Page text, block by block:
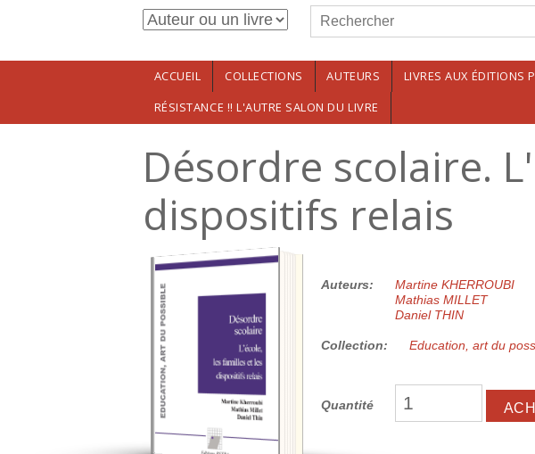
Aller au contenu principalFormulaire de recherche
Rechercher
ACCUEIL COLLECTIONS AUTEURS LIVRES AUX ÉDITIONS
RÉSISTANCE !! L'AUTRE SALON DU LIVRE
Désordre scolaire.
dispositifs relais
20.00€ Auteurs:
Martine KHERROUBI
Mathias MILLET
Daniel THIN
Collection: Education, art du
Quantité